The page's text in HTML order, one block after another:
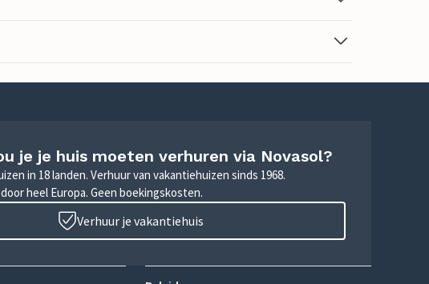
je je huis moeten verhuren via Novasol?
in 18 landen. Verhuur van vakantiehuizen sinds 1968.
heel Europa. Geen boekingskosten.
Verhuur je vakantiehuis